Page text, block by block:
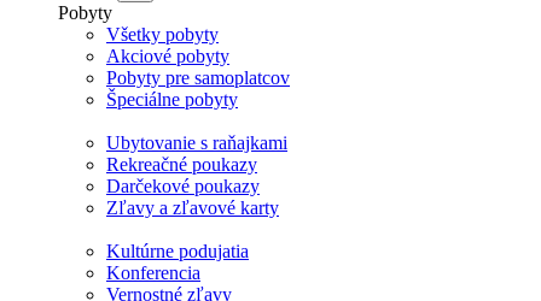
Pobyty
Všetky pobyty
Akciové pobyty
Pobyty pre samoplatcov
Špeciálne pobyty
Ubytovanie s raňajkami
Rekreačné poukazy
Darčekové poukazy
Zľavy a zľavové karty
Kultúrne podujatia
Konferencia
Vernostné zľavy